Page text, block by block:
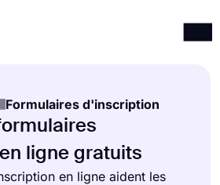
Formulaires d'inscription
ligne gratuits
en ligne aident les